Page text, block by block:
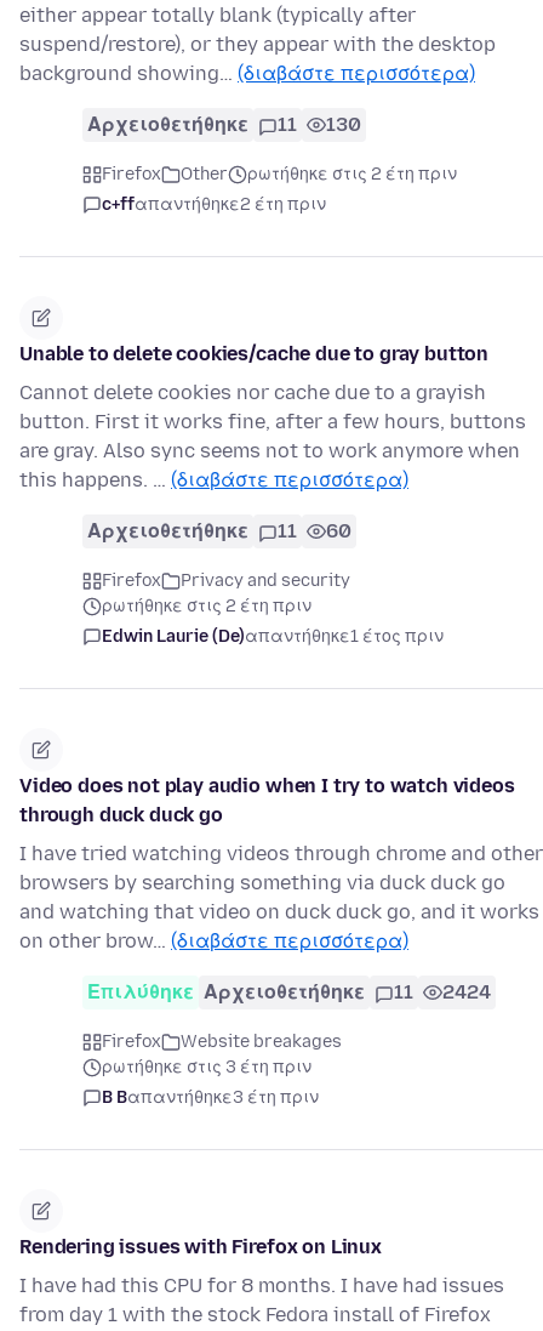
either appear totally blank (typically after
suspend/restore), or they appear with the desktop
background showing… (διαβάστε περισσότερα)
Αρχειοθετήθηκε 11 130
Firefox Other
ρωτήθηκε στις 2 έτη πριν
c+ffαπαντήθηκε2 έτη πριν
Unable to delete cookies/cache due to gray button
Cannot delete cookies nor cache due to a grayish
button. First it works fine, after a few hours, buttons
are gray. Also sync seems not to work anymore when
this happens. … (διαβάστε περισσότερα)
Αρχειοθετήθηκε 11 60
Firefox
Privacy and security
ρωτήθηκε στις 2 έτη πριν
Edwin Laurie (De)απαντήθηκε1 έτος πριν
Video does not play audio when I try to watch videos
through duck duck go
I have tried watching videos through chrome and other
browsers by searching something via duck duck go
and watching that video on duck duck go, and it works
on other brow… (διαβάστε περισσότερα)
Επιλύθηκε Αρχειοθετήθηκε 11 2424
Firefox
Website breakages
ρωτήθηκε στις 3 έτη πριν
B Bαπαντήθηκε3 έτη πριν
Rendering issues with Firefox on Linux
I have had this CPU for 8 months. I have had issues
from day 1 with the stock Fedora install of Firefox